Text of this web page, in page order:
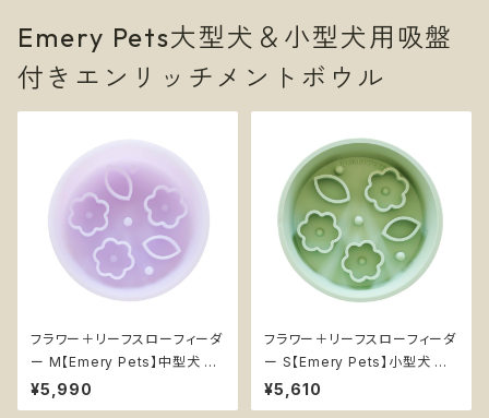
Emery Pets大型犬＆小型犬用吸盤
付きエンリッチメントボウル
フラワー＋リーフスローフィーダ
ー M【Emery Pets】中型犬 大
型犬 花 葉っぱ 早食い防止 フー
ドボウル 犬 エンリッチメント 知
¥5,990
フラワー＋リーフスローフィーダ
ー S【Emery Pets】小型犬 花
葉っぱ 早食い防止 フードボウル
犬 エンリッチメント 知育 シリコ
¥5,610